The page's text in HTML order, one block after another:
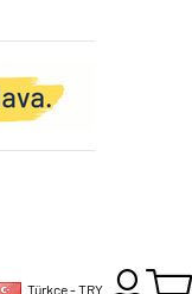
Türkçe - TRY